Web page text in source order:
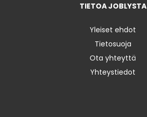
TIETOA JOBLYSTA
Yleiset ehdot
Tietosuoja
Ota yhteyttä
Yhteystiedot